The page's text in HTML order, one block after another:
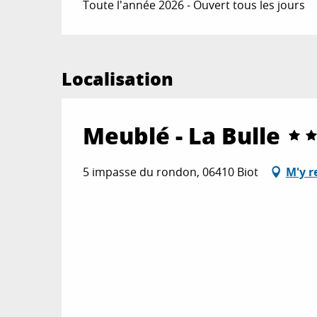
Toute l'année 2026 - Ouvert tous les jours
Localisation
Meublé - La Bulle
5 impasse du rondon, 06410 Biot M'y